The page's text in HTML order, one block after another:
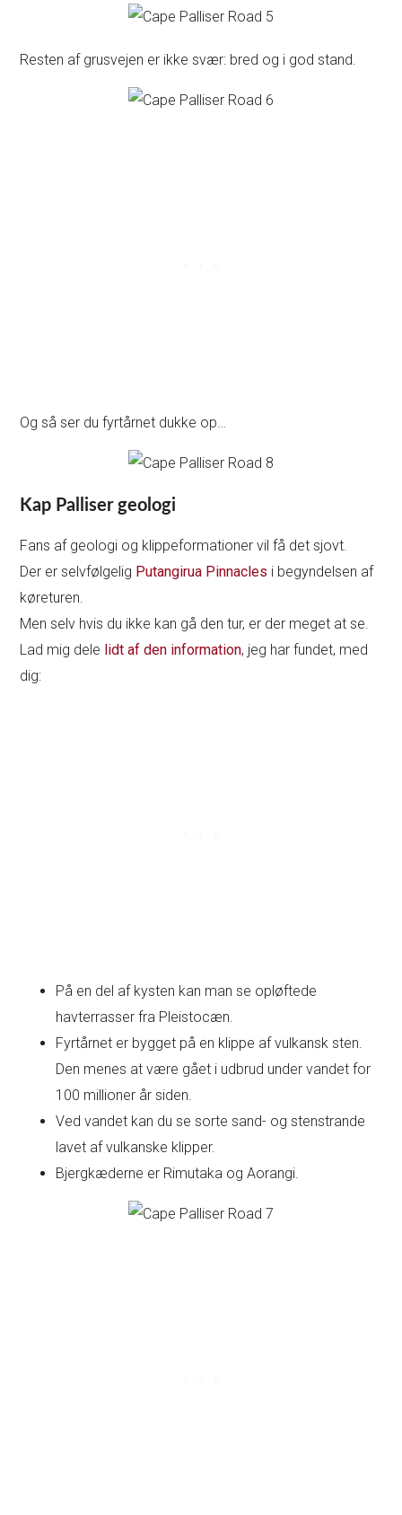
Resten af grusvejen er ikke svær: bred og i god stand.
Og så ser du fyrtårnet dukke op…
Kap Palliser geologi
Fans af geologi og klippeformationer vil få det sjovt.
Der er selvfølgelig Putangirua Pinnacles i begyndelsen af
køreturen.
Men selv hvis du ikke kan gå den tur, er der meget at se.
Lad mig dele lidt af den information, jeg har fundet, med
dig:
På en del af kysten kan man se opløftede
havterrasser fra Pleistocæn.
Fyrtårnet er bygget på en klippe af vulkansk sten.
Den menes at være gået i udbrud under vandet for
100 millioner år siden.
Ved vandet kan du se sorte sand- og stenstrande
lavet af vulkanske klipper.
Bjergkæderne er Rimutaka og Aorangi.